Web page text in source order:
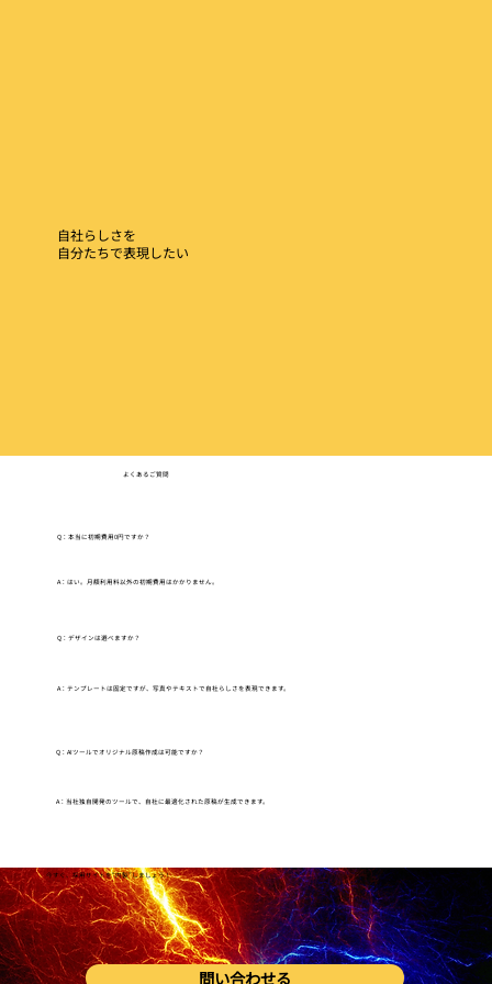
自社らしさを
​自分たちで表現したい
よくあるご質問
​Q：本当に初期費用0円ですか？
A：はい。月額利用料以外の初期費用はかかりません。
​Q：デザインは選べますか？
A：テンプレートは固定ですが、写真やテキストで自社らしさを表現できます。
​Q：AIツールでオリジナル原稿作成は可能ですか？
A：当社独自開発のツールで、自社に最適化された原稿が生成できます。
今すぐ、採用サイトを“内製”しましょう！
問い合わせる